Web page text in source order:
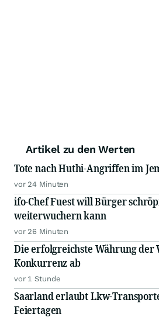
Artikel zu den Werten
Tote nach Huthi-Angriffen im
vor 24 Minuten
ifo-Chef Fuest will Bürger
weiterwuchern kann
vor 26 Minuten
Die erfolgreichste Währung der
Konkurrenz ab
vor 1 Stunde
Saarland erlaubt Lkw-
Feiertagen